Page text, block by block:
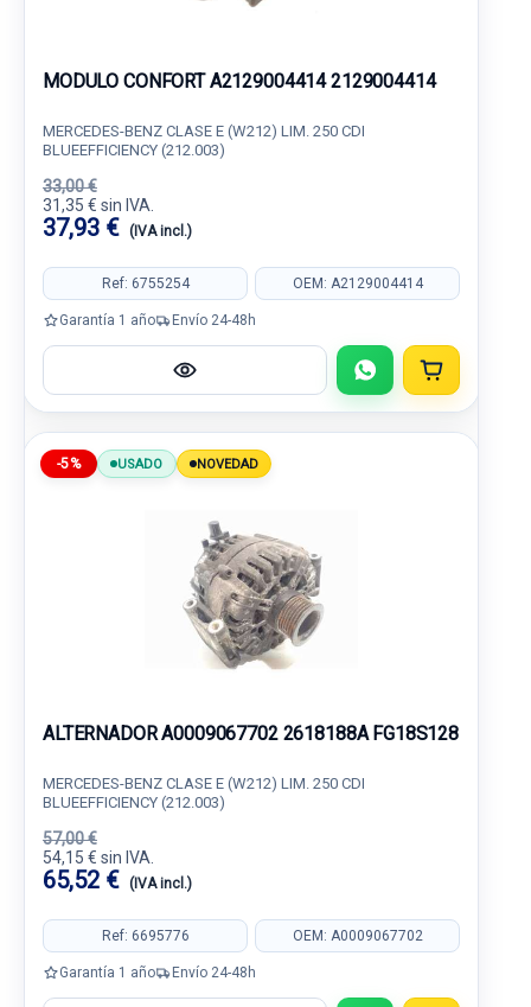
MODULO CONFORT A2129004414 2129004414
MERCEDES-BENZ CLASE E (W212) LIM. 250 CDI
BLUEEFFICIENCY (212.003)
33,00 €
31,35 € sin IVA.
37,93 € (IVA incl.)
Ref: 6755254 OEM: A2129004414
Garantía 1 año Envío 24-48h
-5% USADO NOVEDAD
ALTERNADOR A0009067702 2618188A FG18S128
MERCEDES-BENZ CLASE E (W212) LIM. 250 CDI
BLUEEFFICIENCY (212.003)
57,00 €
54,15 € sin IVA.
65,52 € (IVA incl.)
Ref: 6695776 OEM: A0009067702
Garantía 1 año Envío 24-48h